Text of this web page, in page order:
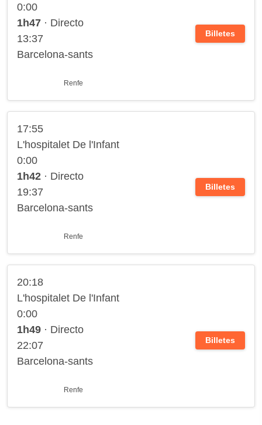
0:00
1h47 · Directo
13:37
Barcelona-sants
Renfe
Billetes
17:55
L'hospitalet De l'Infant
0:00
1h42 · Directo
19:37
Barcelona-sants
Renfe
Billetes
20:18
L'hospitalet De l'Infant
0:00
1h49 · Directo
22:07
Barcelona-sants
Renfe
Billetes